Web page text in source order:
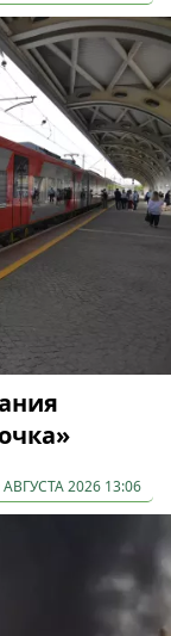
АВГУСТА 2026 13:06